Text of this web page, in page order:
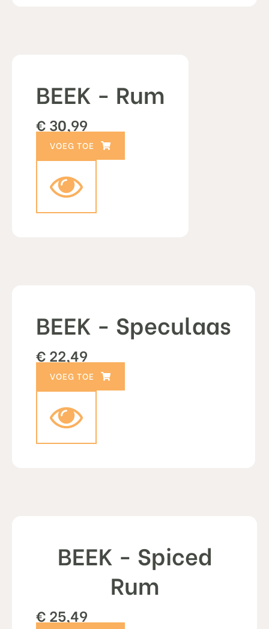
BEEK - Rum
€ 30,99
BEEK - Speculaas
€ 22,49
BEEK - Spiced
Rum
€ 25,49